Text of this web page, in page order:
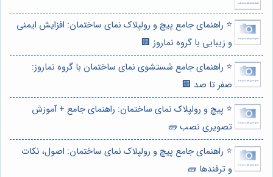
⭐️ راهنمای جامع پیچ و رولپلاک نمای ساختمان: افزایش ایمنی
و زیبایی با گروه نماروز 🏢
⭐️ راهنمای جامع شستشوی نمای ساختمان با گروه نماروز:
صفر تا صد 🏢
⭐️ پیچ و رولپلاک نمای ساختمان: راهنمای جامع + آموزش
تصویری نصب 🧱
⭐️ راهنمای جامع پیچ و رولپلاک نمای ساختمان: اصول، نکات
و ترفندها 🧱